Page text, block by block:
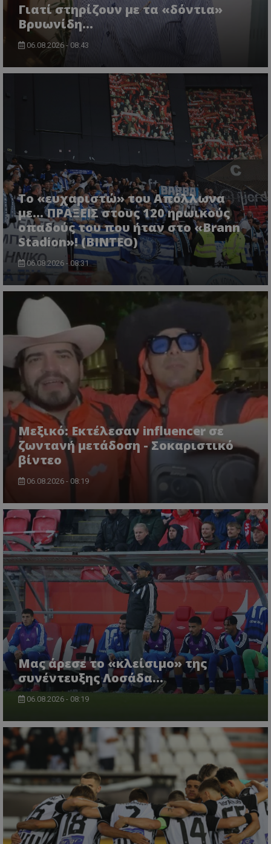
Γιατί στηρίζουν με τα «δόντια»
Βρυωνίδη...
06.08.2026 - 08:43
Το «ευχαριστώ» του Απόλλωνα
με... ΠΡΑΞΕΙΣ στους 120 ηρωικούς
οπαδούς του που ήταν στο «Brann
Stadion»! (ΒΙΝΤΕΟ)
06.08.2026 - 08:31
Μεξικό: Εκτέλεσαν influencer σε
ζωντανή μετάδοση - Σοκαριστικό
βίντεο
06.08.2026 - 08:19
Μας άρεσε το «κλείσιμο» της
συνέντευξης Λοσάδα…
06.08.2026 - 08:19